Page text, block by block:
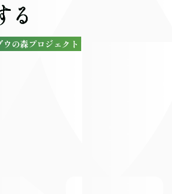
ウの森プロジェク ト